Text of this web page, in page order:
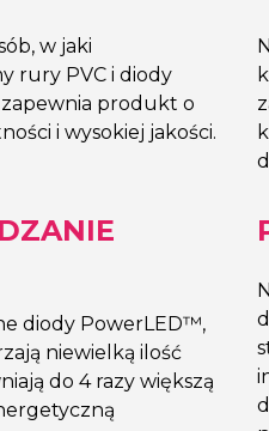
w jaki
rury PVC i diody
produkt o
i wysokiej jakości.
diody PowerLED™,
niewielką ilość
do 4 razy większą